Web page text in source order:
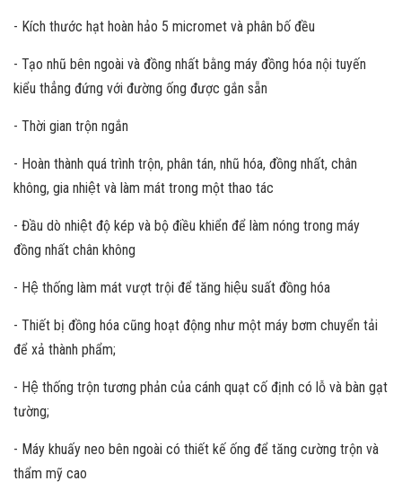
- Kích thước hạt hoàn hảo 5 micromet và phân bố đều
- Tạo nhũ bên ngoài và đồng nhất bằng máy đồng hóa nội tuyến
kiểu thẳng đứng với đường ống được gắn sẵn
- Thời gian trộn ngắn
- Hoàn thành quá trình trộn, phân tán, nhũ hóa, đồng nhất, chân
không, gia nhiệt và làm mát trong một thao tác
- Đầu dò nhiệt độ kép và bộ điều khiển để làm nóng trong máy
đồng nhất chân không
- Hệ thống làm mát vượt trội để tăng hiệu suất đồng hóa
- Thiết bị đồng hóa cũng hoạt động như một máy bơm chuyển tải
để xả thành phẩm;
- Hệ thống trộn tương phản của cánh quạt cố định có lỗ và bàn gạt
tường;
- Máy khuấy neo bên ngoài có thiết kế ống để tăng cường trộn và
thẩm mỹ cao